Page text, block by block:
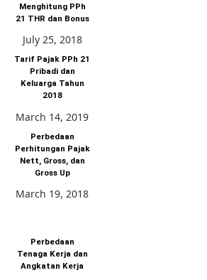
Menghitung PPh
21 THR dan Bonus
July 25, 2018
Tarif Pajak PPh 21
Pribadi dan
Keluarga Tahun
2018
March 14, 2019
Perbedaan
Perhitungan Pajak
Nett, Gross, dan
Gross Up
March 19, 2018
Perbedaan
Tenaga Kerja dan
Angkatan Kerja